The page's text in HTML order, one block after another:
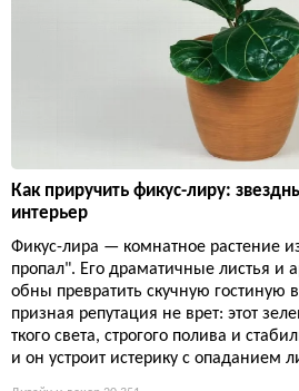
Как приручить фикус-лиру:
интерьер
Фикус-лира — комнатное растение
пропал". Его драматичные листья и
обны превратить скучную гостиную
призная репутация не врет: этот
ткого света, строгого полива и
и он устроит истерику с опаданием